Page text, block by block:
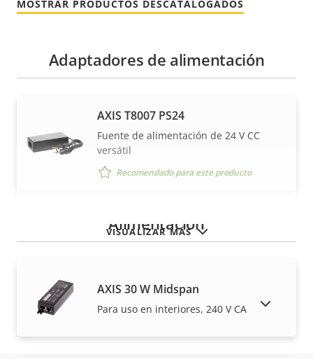
MOSTRAR PRODUCTOS DESCATALOGADOS
VISUALIZAR MÁS
Adaptadores de alimentación
AXIS T8007 PS24
Fuente de alimentación de 24 V CC
versátil
Recomendado para este producto
Alimentación
AXIS 30 W Midspan
Para uso en interiores, 240 V CA
MOSTRAR PRODUCTOS DESCATALOGADOS